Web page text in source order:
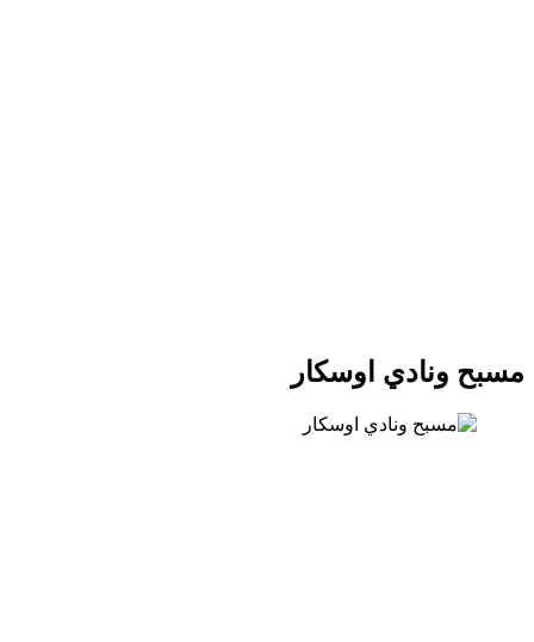
مسبح ونادي اوسكار